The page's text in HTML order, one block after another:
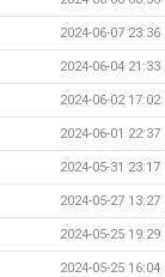
2024-06-07 23:36
2024-06-04 21:33
2024-06-02 17:02
2024-06-01 22:37
2024-05-31 23:17
2024-05-27 13:27
2024-05-25 19:29
2024-05-25 16:04